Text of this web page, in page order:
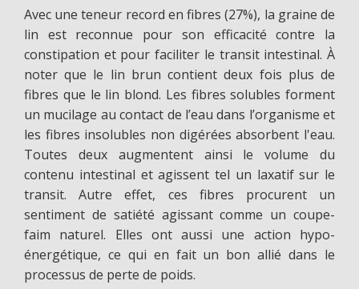
Avec une teneur record en fibres (27%), la graine de
lin est reconnue pour son efficacité contre la
constipation et pour faciliter le transit intestinal. À
noter que le lin brun contient deux fois plus de
fibres que le lin blond. Les fibres solubles forment
un mucilage au contact de l’eau dans l’organisme et
les fibres insolubles non digérées absorbent l'eau.
Toutes deux augmentent ainsi le volume du
contenu intestinal et agissent tel un laxatif sur le
transit. Autre effet, ces fibres procurent un
sentiment de satiété agissant comme un coupe-
faim naturel. Elles ont aussi une action hypo-
énergétique, ce qui en fait un bon allié dans le
processus de perte de poids.